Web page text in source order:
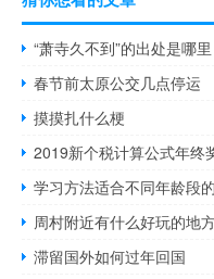
“萧寺久不到”的出处是哪里
春节前太原公交几点停运
摸摸扎什么梗
2019新个税计算公式年终
学习方法适合不同年龄段
周村附近有什么好玩的地
滞留国外如何过年回国